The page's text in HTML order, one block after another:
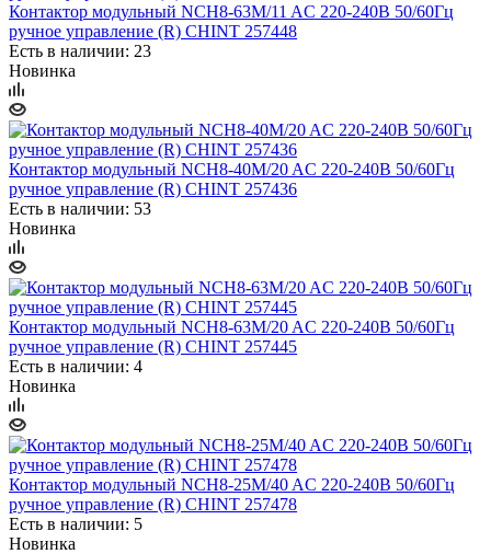
Контактор модульный NCH8-63M/11 AC 220-240В 50/60Гц
ручное управление (R) CHINT 257448
Есть в наличии: 23
Новинка
Контактор модульный NCH8-40M/20 AC 220-240В 50/60Гц
ручное управление (R) CHINT 257436
Есть в наличии: 53
Новинка
Контактор модульный NCH8-63M/20 AC 220-240В 50/60Гц
ручное управление (R) CHINT 257445
Есть в наличии: 4
Новинка
Контактор модульный NCH8-25M/40 AC 220-240В 50/60Гц
ручное управление (R) CHINT 257478
Есть в наличии: 5
Новинка